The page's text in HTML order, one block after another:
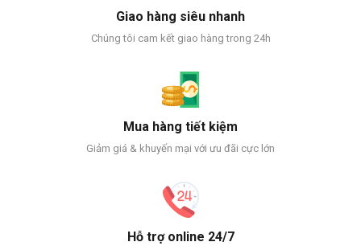
Giao hàng siêu nhanh
Chúng tôi cam kết giao hàng trong 24h
Mua hàng tiết kiệm
Giảm giá & khuyến mại với ưu đãi cực lớn
Hỗ trợ online 24/7